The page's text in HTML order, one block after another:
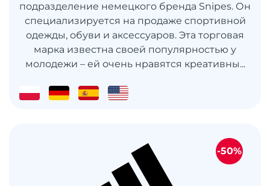
подразделение немецкого бренда Snipes. Он
специализируется на продаже спортивной
одежды, обуви и аксессуаров. Эта торговая
марка известна своей популярностью у
молодежи – ей очень нравятся креативны...
-50%